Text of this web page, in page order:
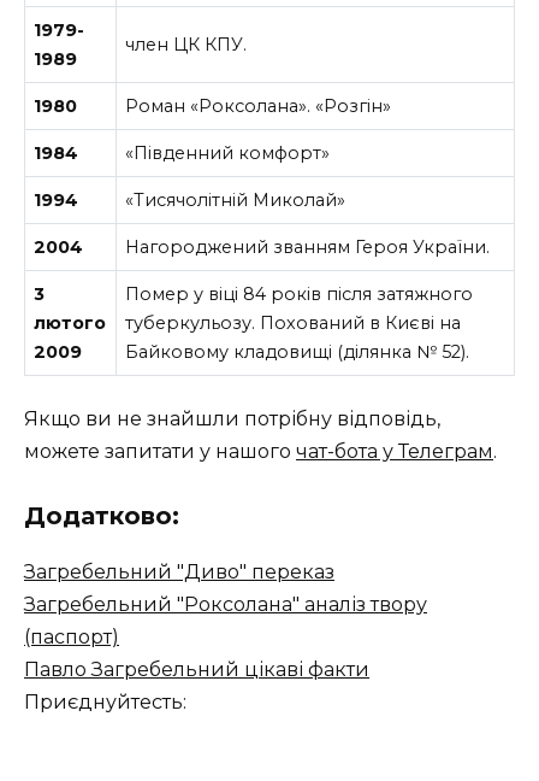
1979-
1989
член ЦК КПУ.
1980 Роман «Роксолана». «Розгін»
1984 «Південний комфорт»
1994 «Тисячолітній Миколай»
2004 Нагороджений званням Героя України.
3
лютого
2009
Помер у віці 84 років після затяжного
туберкульозу. Похований в Києві на
Байковому кладовищі (ділянка № 52).
Якщо ви не знайшли потрібну відповідь,
можете запитати у нашого чат-бота у Телеграм.
Додатково:
Загребельний "Диво" переказ
Загребельний "Роксолана" аналіз твору
(паспорт)
Павло Загребельний цікаві факти
Приєднуйтесть: